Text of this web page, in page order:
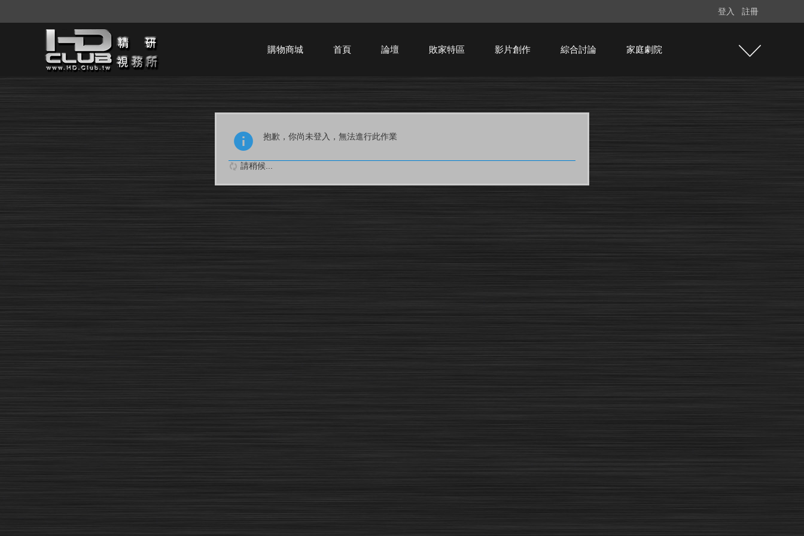
登入 註冊
購物商城 首頁 論壇 敗家特區 影片創作 綜合討論 家庭劇院
抱歉，你尚未登入，無法進行此作業
請稍候...